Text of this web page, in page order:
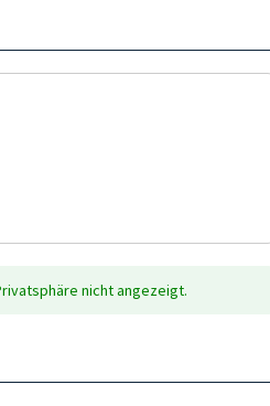
nicht angezeigt.